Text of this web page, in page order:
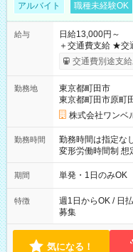
アルバイト 職種未経験OK
給与
日給13,000円～
＋交通費支給 ★交通費全額支給！ ┗案件により規定あり ★日払
いOK！（規定あ
ンビニATMから 日払い
交通費別途支給
勤務地
東京都町田市
東京都町田市原町
株式会社ワンベ
勤務時間
勤務時間は指定な
変形労働時間制 想定労働時
～21：00
期間 単発・1日のみOK
特徴
週1日からOK / 日
募集
気になる！